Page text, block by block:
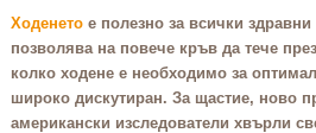
Ходенето е полезно за всички здравни
позволява на повече кръв да тече
колко ходене е необходимо за
широко дискутиран. За щастие, ново
американски изследователи хвърли